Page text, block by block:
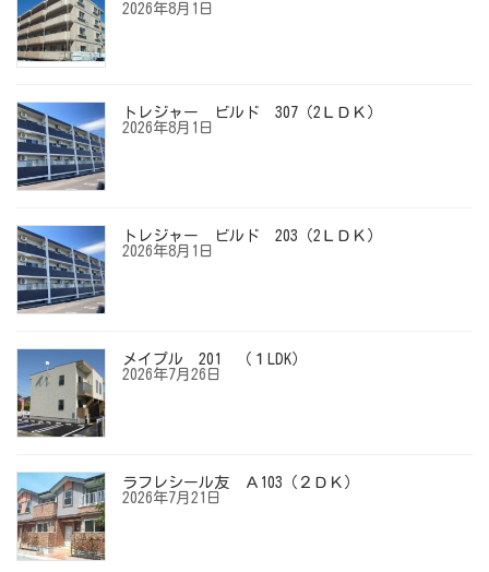
2026年8月1日
トレジャー ビルド 307（2ＬＤＫ）
2026年8月1日
トレジャー ビルド 203（2ＬＤＫ）
2026年8月1日
メイプル 201 （１LDK）
2026年7月26日
ラフレシール友 Ａ103（２ＤＫ）
2026年7月21日